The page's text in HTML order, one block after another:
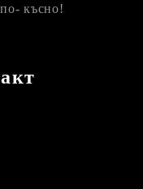
късно!